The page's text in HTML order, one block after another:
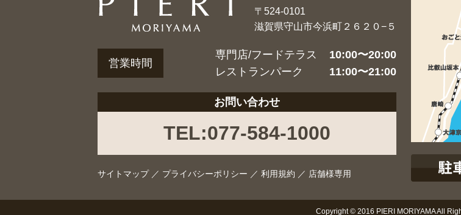
〒524-0101
滋賀県守山市今浜町２６２０−５
営業時間
専門店/フードテラス
10:00〜20:00
レストランパーク
11:00〜21:00
お問い合わせ
TEL:077-584-1000
サイトマップ／ プライバシーポリシー ／ 利用規約 ／ 店舗様専用
Copyright © 2016 PIERI MORIYAMA All